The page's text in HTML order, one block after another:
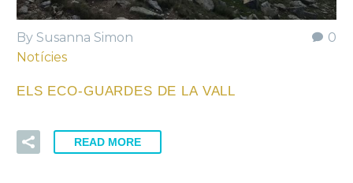
0
By Susanna Simon
Notícies
ELS ECO-GUARDES DE LA VALL
READ MORE